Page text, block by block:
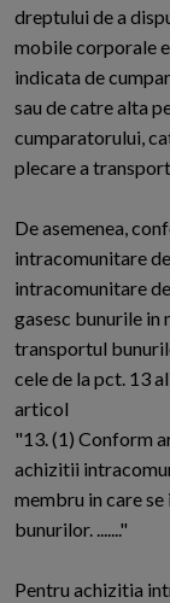
dreptului de a
mobile corporale
indicata de
sau de catre alta
cumparatorului,
plecare a
De asemenea,
intracomunitare
intracomunitare
gasesc bunurile in
transportul
cele de la pct. 13
articol
"13. (1) Conform
achizitii
membru in care
bunurilor. ......."
Pentru achizitia